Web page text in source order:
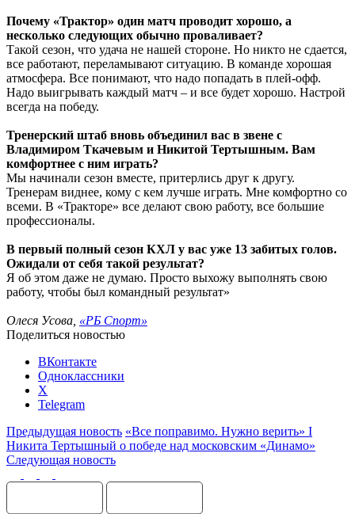
Почему «Трактор» один матч проводит хорошо, а
несколько следующих обычно проваливает?
Такой сезон, что удача не нашей стороне. Но никто не сдается,
все работают, переламывают ситуацию. В команде хорошая
атмосфера. Все понимают, что надо попадать в плей-офф.
Надо выигрывать каждый матч – и все будет хорошо. Настрой
всегда на победу.
Тренерский штаб вновь объединил вас в звене с
Владимиром Ткачевым и Никитой Тертышным. Вам
комфортнее с ним играть?
Мы начинали сезон вместе, притерлись друг к другу.
Тренерам виднее, кому с кем лучше играть. Мне комфортно со
всеми. В «Тракторе» все делают свою работу, все большие
профессионалы.
В первый полный сезон КХЛ у вас уже 13 забитых голов.
Ожидали от себя такой результат?
Я об этом даже не думаю. Просто выхожу выполнять свою
работу, чтобы был командный результат»
Олеся Усова, «РБ Спорт»
Поделиться новостью
ВКонтакте
Одноклассники
X
Telegram
Предыдущая новость «Все поправимо. Нужно верить» I
Никита Тертышный о победе над московским «Динамо»
Следующая новость